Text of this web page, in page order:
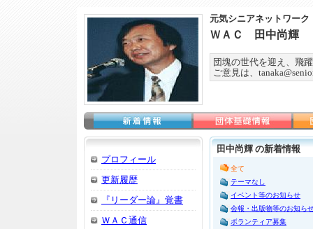
元気シニアネットワーク
ＷＡＣ 田中尚輝
団塊の世代を迎え、飛
ご意見は、
プロフィール
更新履歴
『リーダー論』覚書
ＷＡＣ通信
田中尚輝 の新着情報
全て
テーマなし
イベント等のお知らせ
会報・出版物等のお知ら
ボランティア募集